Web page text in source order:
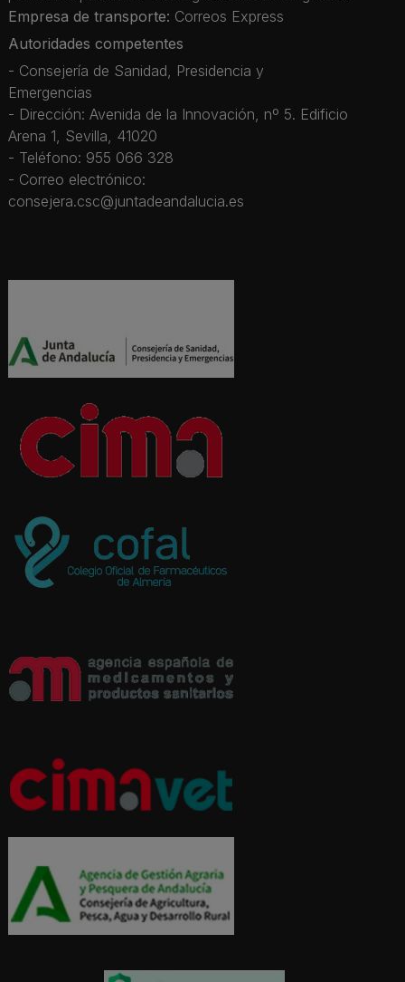
Empresa de transporte: Correos Express
Autoridades competentes
- Consejería de Sanidad, Presidencia y
Emergencias
- Dirección: Avenida de la Innovación, nº 5. Edificio
Arena 1, Sevilla, 41020
- Teléfono: 955 066 328
- Correo electrónico:
consejera.csc@juntadeandalucia.es